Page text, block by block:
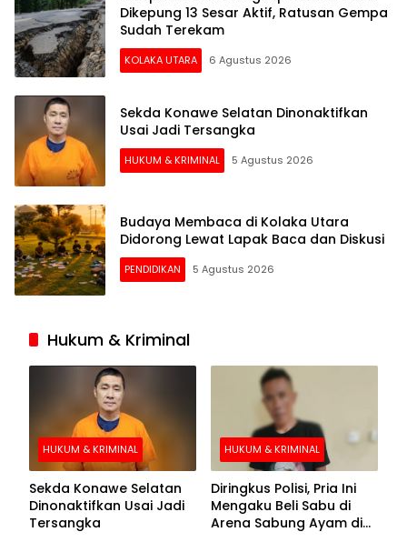
Dikepung 13 Sesar Aktif, Ratusan Gempa
Sudah Terekam
KOLAKA UTARA 6 Agustus 2026
Sekda Konawe Selatan Dinonaktifkan
Usai Jadi Tersangka
HUKUM & KRIMINAL 5 Agustus 2026
Budaya Membaca di Kolaka Utara
Didorong Lewat Lapak Baca dan Diskusi
PENDIDIKAN 5 Agustus 2026
Hukum & Kriminal
HUKUM & KRIMINAL
Sekda Konawe Selatan
Dinonaktifkan Usai Jadi
Tersangka
HUKUM & KRIMINAL
Diringkus Polisi, Pria Ini
Mengaku Beli Sabu di
Arena Sabung Ayam di